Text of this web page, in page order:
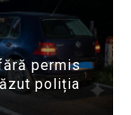
permis
poliția